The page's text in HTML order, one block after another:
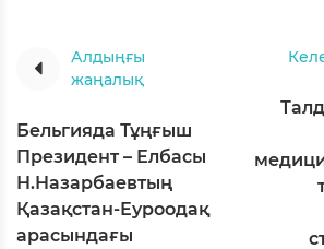
Алдыңғы
жаңалық
Бельгияда Тұңғыш
Президент – Елбасы
Н.Назарбаевтың
Қазақстан-Еуроодақ
арасындағы